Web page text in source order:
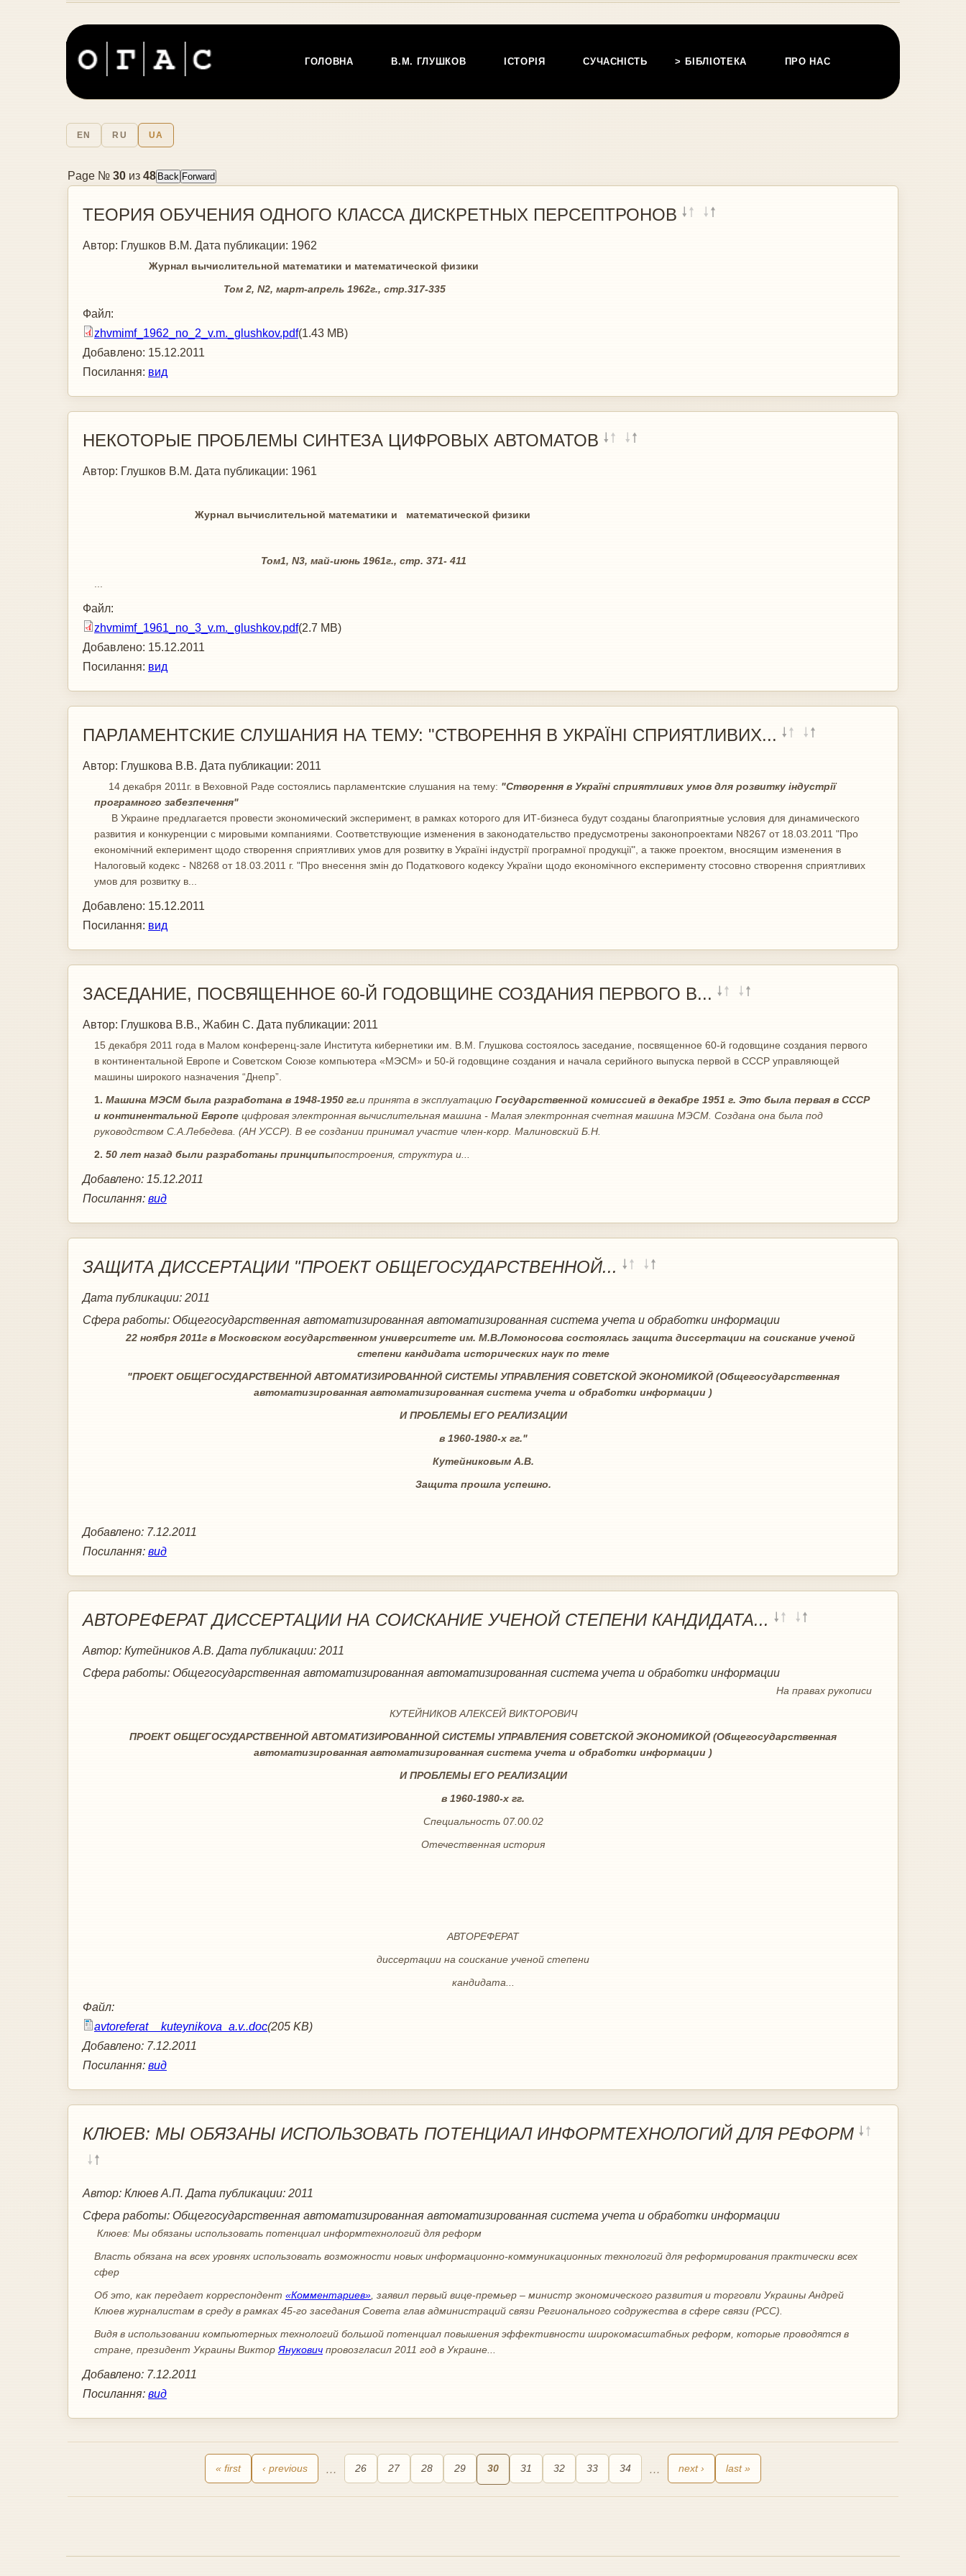
ГОЛОВНА В.М. ГЛУШКОВ ІСТОРІЯ СУЧАСНІСТЬ БІБЛІОТЕКА ПРО НАС
EN RU UA
Page № 30 из 48
ТЕОРИЯ ОБУЧЕНИЯ ОДНОГО КЛАССА ДИСКРЕТНЫХ ПЕРСЕПТРОНОВ
Автор: Глушков В.М. Дата публикации: 1962
Журнал вычислительной математики и математической физики
Том 2, N2, март-апрель 1962г., стр.317-335
Файл:
zhvmimf_1962_no_2_v.m._glushkov.pdf(1.43 MB)
Добавлено: 15.12.2011
Посилання: вид
НЕКОТОРЫЕ ПРОБЛЕМЫ СИНТЕЗА ЦИФРОВЫХ АВТОМАТОВ
Автор: Глушков В.М. Дата публикации: 1961
Журнал вычислительной математики и математической физики
Том1, N3, май-июнь 1961г., стр. 371- 411
Файл:
zhvmimf_1961_no_3_v.m._glushkov.pdf(2.7 MB)
Добавлено: 15.12.2011
Посилання: вид
ПАРЛАМЕНТСКИЕ СЛУШАНИЯ НА ТЕМУ: "СТВОРЕННЯ В УКРАЇНІ СПРИЯТЛИВИХ...
Автор: Глушкова В.В. Дата публикации: 2011
14 декабря 2011г. в Веховной Раде состоялись парламентские слушания на тему: "Створення в Україні сприятливих умов для розвитку індустрії
програмного забезпечення"
В Украине предлагается провести экономический эксперимент, в рамках которого для ИТ-бизнеса будут созданы благоприятные условия для динамического
развития и конкуренции с мировыми компаниями. Соответствующие изменения в законодательство предусмотрены законопроектами N8267 от 18.03.2011 "Про
економічний екперимент щодо створення сприятливих умов для розвитку в Україні індустрії програмної продукції", а также проектом, вносящим изменения в
Налоговый кодекс - N8268 от 18.03.2011 г. "Про внесення змін до Податкового кодексу України щодо економічного експерименту стосовно створення сприятливих
умов для розвитку в...
Добавлено: 15.12.2011
Посилання: вид
ЗАСЕДАНИЕ, ПОСВЯЩЕННОЕ 60-Й ГОДОВЩИНЕ СОЗДАНИЯ ПЕРВОГО В...
Автор: Глушкова В.В., Жабин С. Дата публикации: 2011
15 декабря 2011 года в Малом конференц-зале Института кибернетики им. В.М. Глушкова состоялось заседание, посвященное 60-й годовщине создания первого
в континентальной Европе и Советском Союзе компьютера «МЭСМ» и 50-й годовщине создания и начала серийного выпуска первой в СССР управляющей
машины широкого назначения “Днепр”.
1. Машина МЭСМ была разработана в 1948-1950 гг.и принята в эксплуатацию Государственной комиссией в декабре 1951 г. Это была первая в СССР
и континентальной Европе цифровая электронная вычислительная машина - Малая электронная счетная машина МЭСМ. Создана она была под
руководством С.А.Лебедева. (АН УССР). В ее создании принимал участие член-корр. Малиновский Б.Н.
2. 50 лет назад были разработаны принципыпостроения, структура и...
Добавлено: 15.12.2011
Посилання: вид
ЗАЩИТА ДИССЕРТАЦИИ "ПРОЕКТ ОБЩЕГОСУДАРСТВЕННОЙ...
Дата публикации: 2011
Сфера работы: Общегосударственная автоматизированная автоматизированная система учета и обработки информации
22 ноября 2011г в Московском государственном университете им. М.В.Ломоносова состоялась защита диссертации на соискание ученой
степени кандидата исторических наук по теме
"ПРОЕКТ ОБЩЕГОСУДАРСТВЕННОЙ АВТОМАТИЗИРОВАННОЙ СИСТЕМЫ УПРАВЛЕНИЯ СОВЕТСКОЙ ЭКОНОМИКОЙ (Общегосударственная
автоматизированная автоматизированная система учета и обработки информации )
И ПРОБЛЕМЫ ЕГО РЕАЛИЗАЦИИ
в 1960-1980-х гг."
Кутейниковым А.В.
Защита прошла успешно.
Добавлено: 7.12.2011
Посилання: вид
АВТОРЕФЕРАТ ДИССЕРТАЦИИ НА СОИСКАНИЕ УЧЕНОЙ СТЕПЕНИ КАНДИДАТА...
Автор: Кутейников А.В. Дата публикации: 2011
Сфера работы: Общегосударственная автоматизированная автоматизированная система учета и обработки информации
На правах рукописи
КУТЕЙНИКОВ АЛЕКСЕЙ ВИКТОРОВИЧ
ПРОЕКТ ОБЩЕГОСУДАРСТВЕННОЙ АВТОМАТИЗИРОВАННОЙ СИСТЕМЫ УПРАВЛЕНИЯ СОВЕТСКОЙ ЭКОНОМИКОЙ (Общегосударственная
автоматизированная автоматизированная система учета и обработки информации )
И ПРОБЛЕМЫ ЕГО РЕАЛИЗАЦИИ
в 1960-1980-х гг.
Специальность 07.00.02
Отечественная история
АВТОРЕФЕРАТ
диссертации на соискание ученой степени
кандидата...
Файл:
avtoreferat__kuteynikova_a.v..doc(205 KB)
Добавлено: 7.12.2011
Посилання: вид
КЛЮЕВ: МЫ ОБЯЗАНЫ ИСПОЛЬЗОВАТЬ ПОТЕНЦИАЛ ИНФОРМТЕХНОЛОГИЙ ДЛЯ РЕФОРМ
Автор: Клюев А.П. Дата публикации: 2011
Сфера работы: Общегосударственная автоматизированная автоматизированная система учета и обработки информации
Клюев: Мы обязаны использовать потенциал информтехнологий для реформ
Власть обязана на всех уровнях использовать возможности новых информационно-коммуникационных технологий для реформирования практически всех
сфер
Об это, как передает корреспондент «Комментариев» , заявил первый вице-премьер – министр экономического развития и торговли Украины Андрей
Клюев журналистам в среду в рамках 45-го заседания Совета глав администраций связи Регионального содружества в сфере связи (РСС).
Видя в использовании компьютерных технологий большой потенциал повышения эффективности широкомасштабных реформ, которые проводятся в
стране, президент Украины Виктор Янукович провозгласил 2011 год в Украине...
Добавлено: 7.12.2011
Посилання: вид
« first ‹ previous … 26 27 28 29 30 31 32 33 34 … next › last »